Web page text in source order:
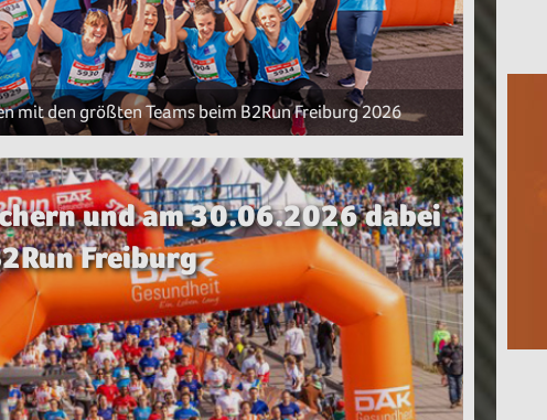
mit den größten Teams beim B2Run Freiburg 2026
und am 30.06.2026 dabei
Freiburg